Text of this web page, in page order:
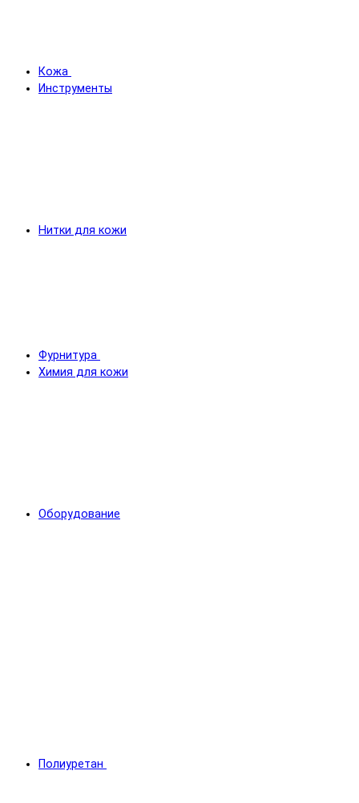
Кожа
Инструменты
Нитки для кожи
Фурнитура
Химия для кожи
Оборудование
Полиуретан